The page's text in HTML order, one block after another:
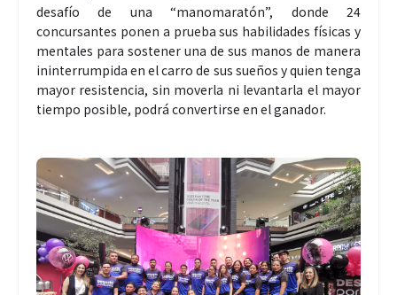
desafío de una “manomaratón”, donde 24
concursantes ponen a prueba sus habilidades físicas y
mentales para sostener una de sus manos de manera
ininterrumpida en el carro de sus sueños y quien tenga
mayor resistencia, sin moverla ni levantarla el mayor
tiempo posible, podrá convertirse en el ganador.